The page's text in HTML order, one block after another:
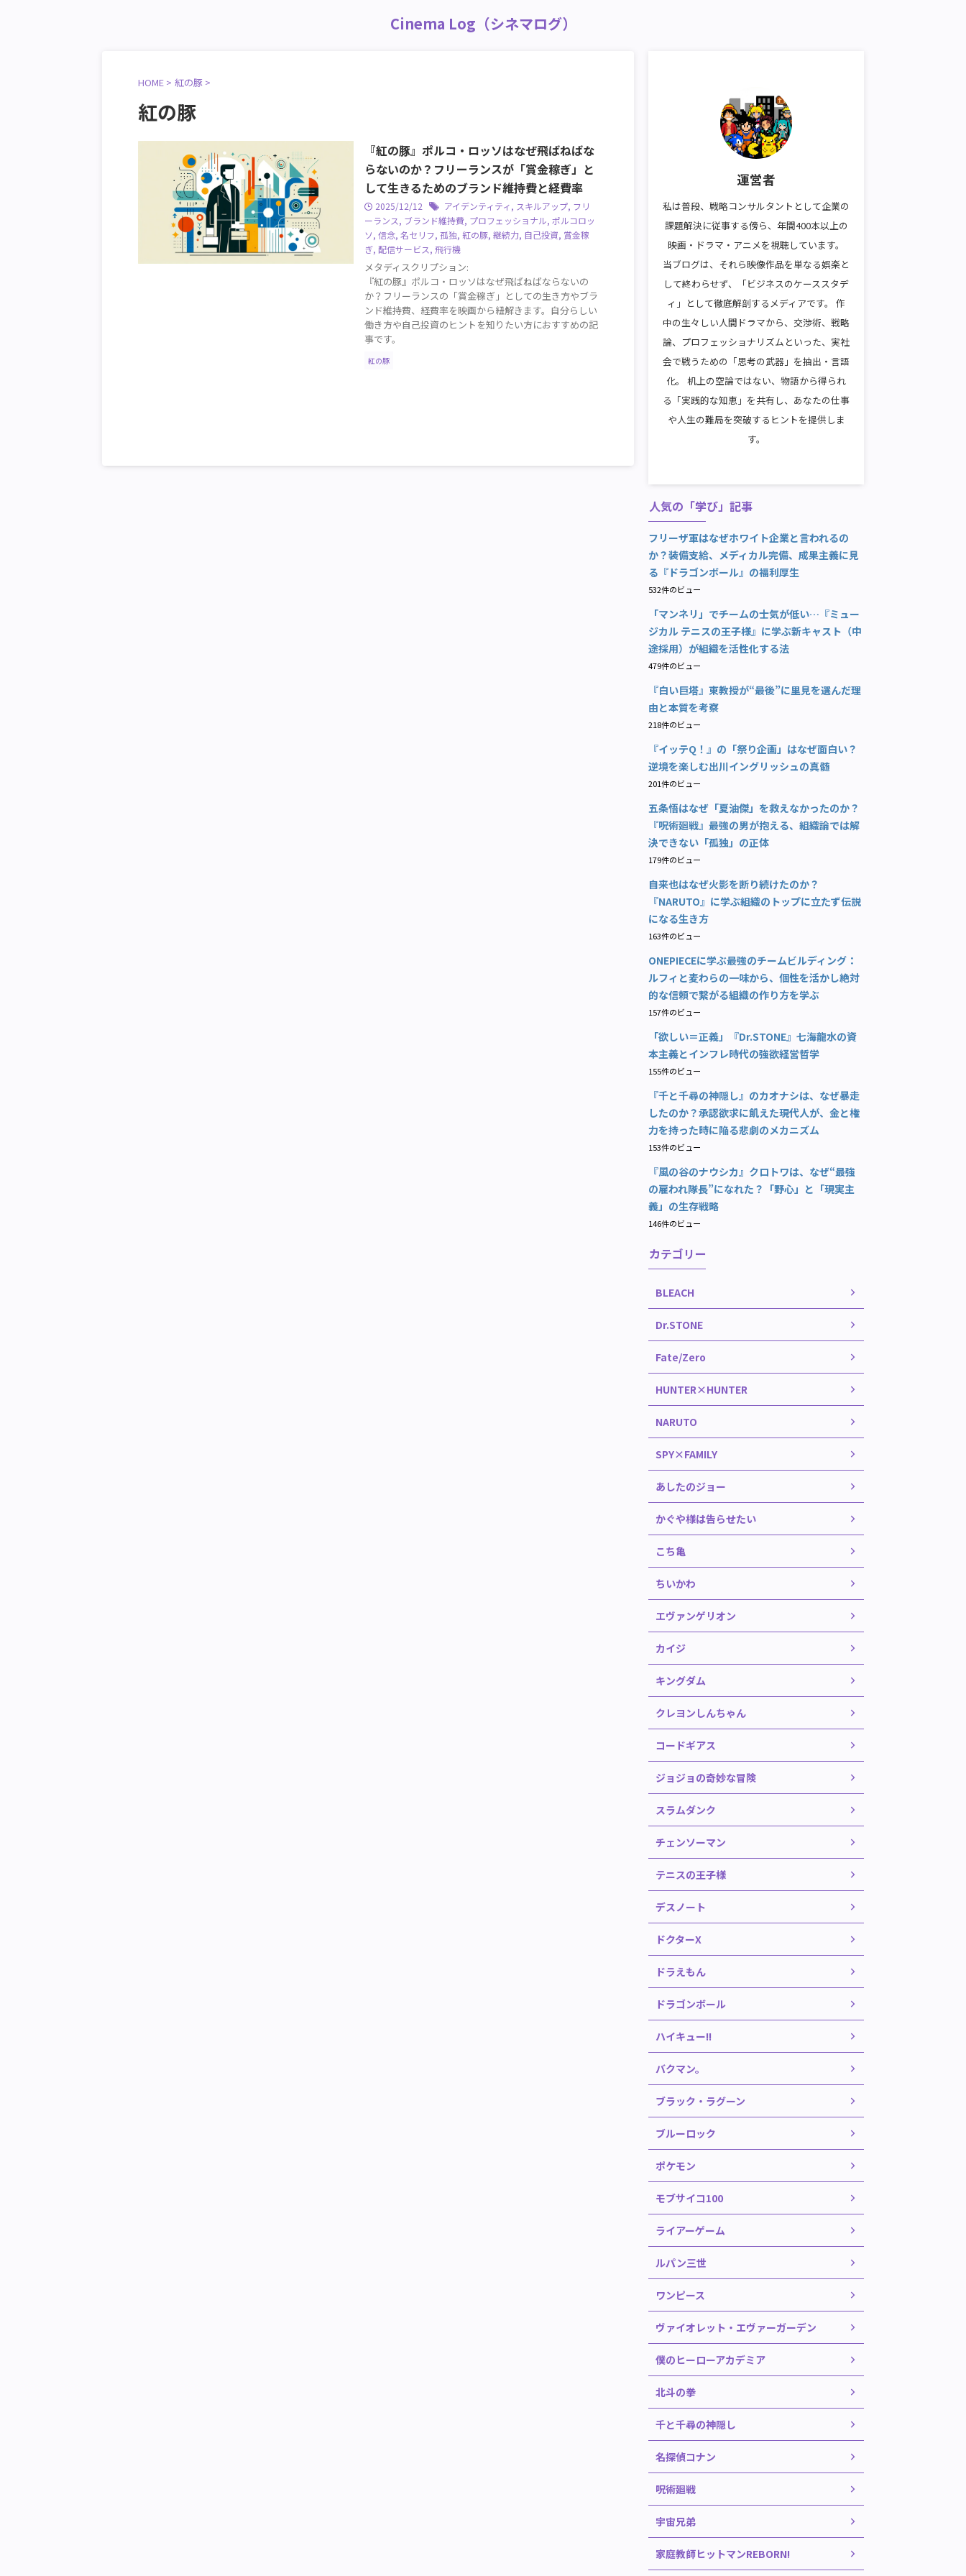
Cinema Log（シネマログ）
HOME > 紅の豚 >
紅の豚
『紅の豚』ポルコ・ロッソはなぜ飛ばねばな
らないのか？フリーランスが「賞金稼ぎ」と
して生きるためのブランド維持費と経費率
2025/12/12 アイデンティティ, スキルアップ, フリ
ーランス, ブランド維持費, プロフェッショナル, ポルコロッ
ソ, 信念, 名セリフ, 孤独, 紅の豚, 継続力, 自己投資, 賞金稼
ぎ, 配信サービス, 飛行機
メタディスクリプション:
『紅の豚』ポルコ・ロッソはなぜ飛ばねばならないの
か？フリーランスの「賞金稼ぎ」としての生き方やブラ
ンド維持費、経費率を映画から紐解きます。自分らしい
働き方や自己投資のヒントを知りたい方におすすめの記
事です。
紅の豚
運営者
私は普段、戦略コンサルタントとして企業の
課題解決に従事する傍ら、年間400本以上の
映画・ドラマ・アニメを視聴しています。
当ブログは、それら映像作品を単なる娯楽と
して終わらせず、「ビジネスのケーススタデ
ィ」として徹底解剖するメディアです。 作
中の生々しい人間ドラマから、交渉術、戦略
論、プロフェッショナリズムといった、実社
会で戦うための「思考の武器」を抽出・言語
化。 机上の空論ではない、物語から得られ
る「実践的な知恵」を共有し、あなたの仕事
や人生の難局を突破するヒントを提供しま
す。
人気の「学び」記事
フリーザ軍はなぜホワイト企業と言われるの
か？装備支給、メディカル完備、成果主義に見
る『ドラゴンボール』の福利厚生
532件のビュー
「マンネリ」でチームの士気が低い…『ミュー
ジカル テニスの王子様』に学ぶ新キャスト（中
途採用）が組織を活性化する法
479件のビュー
『白い巨塔』東教授が“最後”に里見を選んだ理
由と本質を考察
218件のビュー
『イッテQ！』の「祭り企画」はなぜ面白い？
逆境を楽しむ出川イングリッシュの真髄
201件のビュー
五条悟はなぜ「夏油傑」を救えなかったのか？
『呪術廻戦』最強の男が抱える、組織論では解
決できない「孤独」の正体
179件のビュー
自来也はなぜ火影を断り続けたのか？
『NARUTO』に学ぶ組織のトップに立たず伝説
になる生き方
163件のビュー
ONEPIECEに学ぶ最強のチームビルディング：
ルフィと麦わらの一味から、個性を活かし絶対
的な信頼で繋がる組織の作り方を学ぶ
157件のビュー
「欲しい＝正義」『Dr.STONE』七海龍水の資
本主義とインフレ時代の強欲経営哲学
155件のビュー
『千と千尋の神隠し』のカオナシは、なぜ暴走
したのか？承認欲求に飢えた現代人が、金と権
力を持った時に陥る悲劇のメカニズム
153件のビュー
『風の谷のナウシカ』クロトワは、なぜ“最強
の雇われ隊長”になれた？「野心」と「現実主
義」の生存戦略
146件のビュー
カテゴリー
BLEACH
Dr.STONE
Fate/Zero
HUNTER×HUNTER
NARUTO
SPY×FAMILY
あしたのジョー
かぐや様は告らせたい
こち亀
ちいかわ
エヴァンゲリオン
カイジ
キングダム
クレヨンしんちゃん
コードギアス
ジョジョの奇妙な冒険
スラムダンク
チェンソーマン
テニスの王子様
デスノート
ドクターX
ドラえもん
ドラゴンボール
ハイキュー!!
バクマン。
ブラック・ラグーン
ブルーロック
ポケモン
モブサイコ100
ライアーゲーム
ルパン三世
ワンピース
ヴァイオレット・エヴァーガーデン
僕のヒーローアカデミア
北斗の拳
千と千尋の神隠し
名探偵コナン
呪術廻戦
宇宙兄弟
家庭教師ヒットマンREBORN!